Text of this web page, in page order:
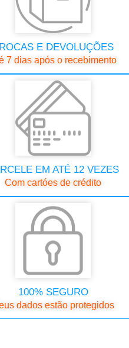
E DEVOLUÇÕES
7 dias após o recebimento
EM ATÉ 12 VEZES
Com cartóes de crédito
100% SEGURO
dados estão protegidos